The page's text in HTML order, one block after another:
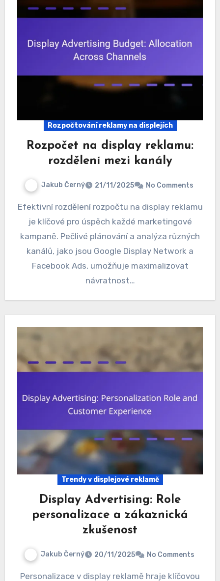
Rozpočtování reklamy na displejích
Rozpočet na display reklamu:
rozdělení mezi kanály
Jakub Černý 21/11/2025 No Comments
Efektivní rozdělení rozpočtu na display reklamu
je klíčové pro úspěch každé marketingové
kampaně. Pečlivé plánování a analýza různých
kanálů, jako jsou Google Display Network a
Facebook Ads, umožňuje maximalizovat
návratnost…
Trendy v displejové reklamě
Display Advertising: Role
personalizace a zákaznická
zkušenost
Jakub Černý 20/11/2025 No Comments
Personalizace v display reklamě hraje klíčovou